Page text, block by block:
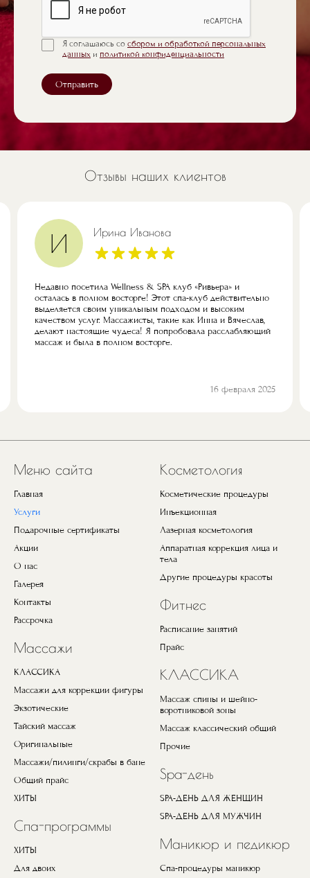
Я соглашаюсь со сбором и обработкой персональных
данных и политикой конфиденциальности
Отправить
Отзывы наших клиентов
И Ирина Иванова
Недавно посетила Wellness & SPA клуб «Ривьера» и
осталась в полном восторге! Этот спа-клуб действительно
выделяется своим уникальным подходом и высоким
качеством услуг. Массажисты, такие как Инна и Вячеслав,
делают настоящие чудеса! Я попробовала расслабляющий
массаж и была в полном восторге.
16 февраля 2025
Меню сайта
Главная
Услуги
Подарочные сертификаты
Акции
О нас
Галерея
Контакты
Рассрочка
Массажи
КЛАССИКА
Массажи для коррекции фигуры
Экзотические
Тайский массаж
Оригинальные
Массажи/пилинги/скрабы в бане
Общий прайс
ХИТЫ
Спа-программы
ХИТЫ
Для двоих
Косметология
Косметические процедуры
Инъекционная
Лазерная косметология
Аппаратная коррекция лица и
тела
Другие процедуры красоты
Фитнес
Расписание занятий
Прайс
КЛАССИКА
Массаж спины и шейно-
воротниковой зоны
Массаж классический общий
Прочие
Spa-день
SPA-ДЕНЬ ДЛЯ ЖЕНЩИН
SPA-ДЕНЬ ДЛЯ МУЖЧИН
Маникюр и педикюр
Спа-процедуры маникюр